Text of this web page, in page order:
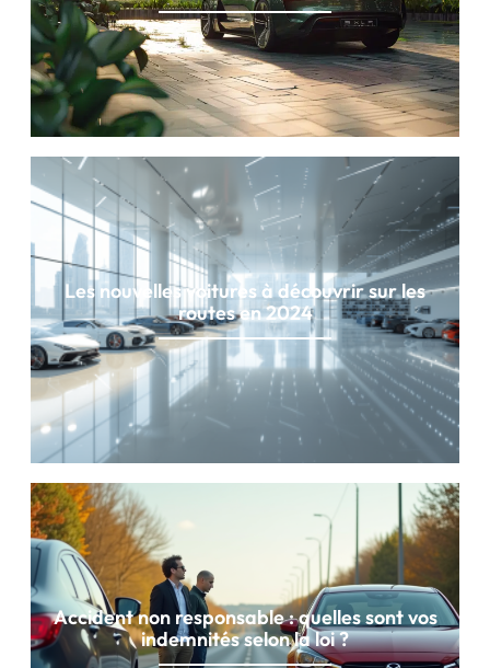
Les nouvelles voitures à découvrir sur les
routes en 2024
Accident non responsable : quelles sont vos
indemnités selon la loi ?